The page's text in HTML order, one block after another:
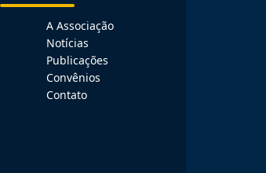
A Associação
Notícias
Publicações
Convênios
Contato